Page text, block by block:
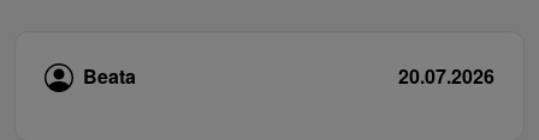
Beata 20.07.2026